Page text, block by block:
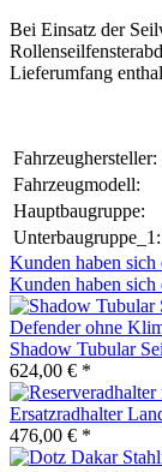
Bei Einsatz der
Lieferumfang
Fahrzeughersteller:
Fahrzeugmodell:
Hauptbaugruppe:
Unterbaugruppe_1:
Kunden haben sich
Kunden haben sich
Shadow Tubular
624,00 € *
Ersatzradhalter
476,00 € *